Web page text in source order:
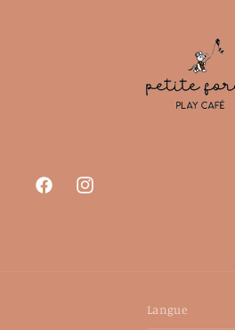
FacebookInstagram
Langue